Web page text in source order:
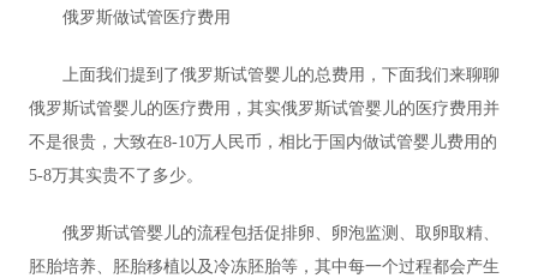
俄罗斯做试管医疗费用
上面我们提到了俄罗斯试管婴儿的总费用，下面我们来聊聊
俄罗斯试管婴儿的医疗费用，其实俄罗斯试管婴儿的医疗费用并
不是很贵，大致在8-10万人民币，相比于国内做试管婴儿费用的
5-8万其实贵不了多少。
俄罗斯试管婴儿的流程包括促排卵、卵泡监测、取卵取精、
胚胎培养、胚胎移植以及冷冻胚胎等，其中每一个过程都会产生